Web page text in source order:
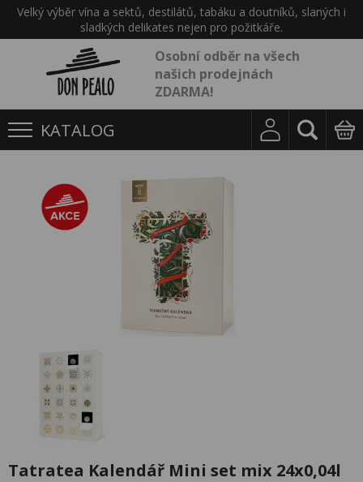
Velký výběr vína a sektů, destilátů, tabáku a doutníků, slaných i
sladkých delikates nejen pro požitkáře.
Osobní odběr na všech
našich prodejnách
ZDARMA!
KATALOG
Tatratea Kalendář Mini set mix 24x0,04l